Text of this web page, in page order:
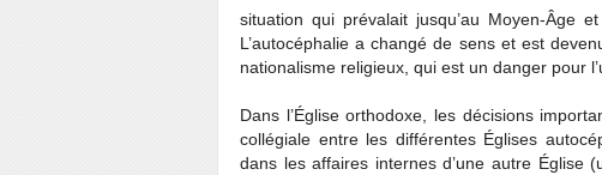
situation qui prévalait jusqu’au Moyen-Âge
L’autocéphalie a changé de sens et est
nationalisme religieux, qui est un danger pour
Dans l’Église orthodoxe, les décisions
collégiale entre les différentes Églises
dans les affaires internes d’une autre Église